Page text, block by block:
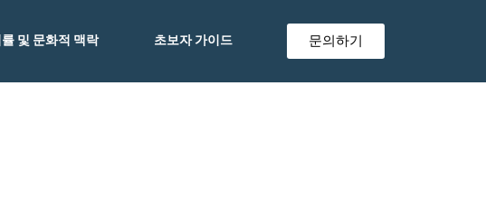
률 및 문화적 맥락 초보자 가이드 문의하기